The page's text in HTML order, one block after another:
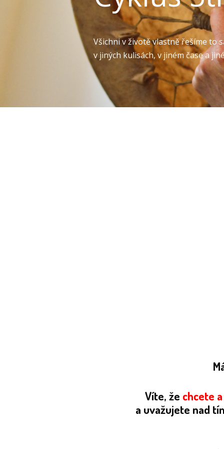
Všichni v životě vlastně řešíme to
v jiných kulisách, v jiném čase a
Víte, že chcete
a uvažujete nad